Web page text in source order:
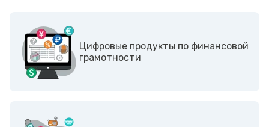
Цифровые продукты по финансовой
грамотности